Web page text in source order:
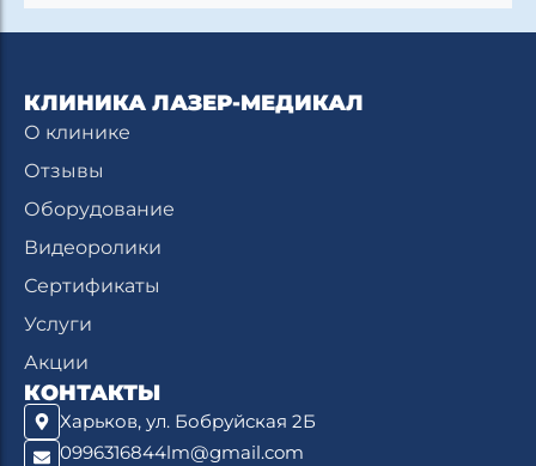
КЛИНИКА ЛАЗЕР-МЕДИКАЛ
О клинике
Отзывы
Оборудование
Видеоролики
Сертификаты
Услуги
Акции
КОНТАКТЫ
Харьков, ул. Бобруйская 2Б
0996316844lm@gmail.com